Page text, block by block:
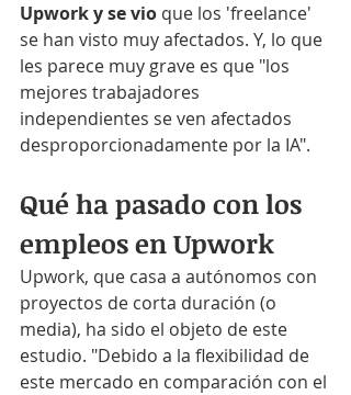
Upwork y se vio que los 'freelance'
se han visto muy afectados. Y, lo que
les parece muy grave es que "los
mejores trabajadores
independientes se ven afectados
desproporcionadamente por la IA".
Qué ha pasado con los
empleos en Upwork
Upwork, que casa a autónomos con
proyectos de corta duración (o
media), ha sido el objeto de este
estudio. "Debido a la flexibilidad de
este mercado en comparación con el